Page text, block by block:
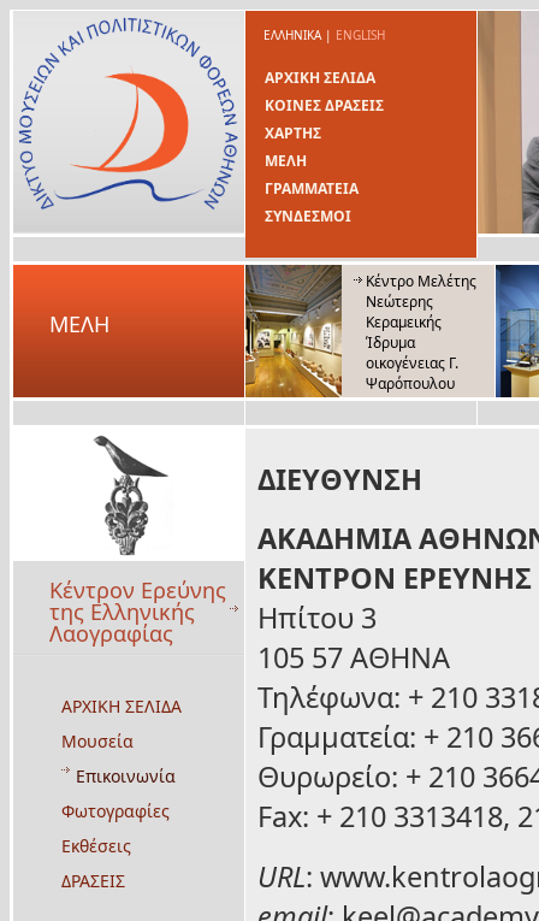
ΕΛΛΗΝΙΚΑ| ENGLISH
ΑΡΧΙΚΗ ΣΕΛΙΔΑ
ΚΟΙΝΕΣ ΔΡΑΣΕΙΣ
ΧΑΡΤΗΣ
ΜΕΛΗ
ΓΡΑΜΜΑΤΕΙΑ
ΣΥΝΔΕΣΜΟΙ
ΜΕΛΗ
Κέντρο Μελέτης
Νεώτερης
Κεραμεικής
Ίδρυμα
οικογένειας Γ.
Ψαρόπουλου
Κέντρον Ερεύνης
της Ελληνικής
Λαογραφίας
ΑΡΧΙΚΗ ΣΕΛΙΔΑ
Μουσεία
Επικοινωνία
Φωτογραφίες
Εκθέσεις
ΔΡΑΣΕΙΣ
ΔΙΕΥΘΥΝΣΗ
ΑΚΑΔΗΜΙΑ
ΚΕΝΤΡΟΝ ΕΡΕΥΝΗΣ
Ηπίτου 3
105 57 ΑΘΗΝΑ
Τηλέφωνα: + 210
Γραμματεία: + 210
Θυρωρείο: + 210
Fax: + 210 3313418,
URL: